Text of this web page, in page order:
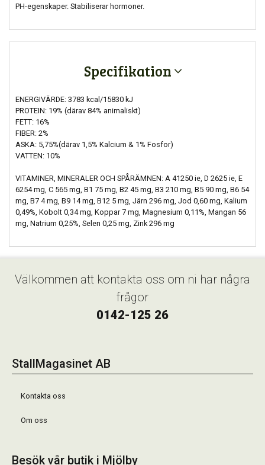
PH-egenskaper. Stabiliserar hormoner.
Specifikation
ENERGIVÄRDE: 3783 kcal/15830 kJ
PROTEIN: 19% (därav 84% animaliskt)
FETT: 16%
FIBER: 2%
ASKA: 5,75%(därav 1,5% Kalcium & 1% Fosfor)
VATTEN: 10%
VITAMINER, MINERALER OCH SPÅRÄMNEN: A 41250 ie, D 2625 ie, E
6254 mg, C 565 mg, B1 75 mg, B2 45 mg, B3 210 mg, B5 90 mg, B6 54
mg, B7 4 mg, B9 14 mg, B12 5 mg, Järn 296 mg, Jod 0,60 mg, Kalium
0,49%, Kobolt 0,34 mg, Koppar 7 mg, Magnesium 0,11%, Mangan 56
mg, Natrium 0,25%, Selen 0,25 mg, Zink 296 mg
Välkommen att kontakta oss om ni har några
frågor
0142-125 26
StallMagasinet AB
Kontakta oss
Om oss
Besök vår butik i Mjölby